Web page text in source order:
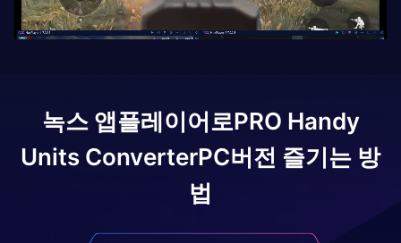
녹스 앱플레이어로PRO Handy
Units ConverterPC버전 즐기는 방
법